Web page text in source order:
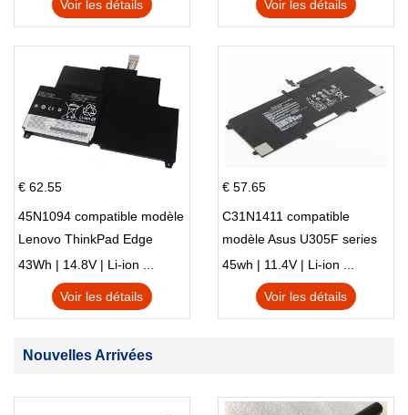
Voir les détails Voir les détails
€ 62.55
45N1094 compatible modèle
Lenovo ThinkPad Edge
S230u Twist
43Wh | 14.8V | Li-ion ...
Voir les détails
€ 57.65
C31N1411 compatible
modèle Asus U305F series
45wh | 11.4V | Li-ion ...
Voir les détails
Nouvelles Arrivées